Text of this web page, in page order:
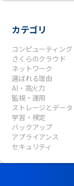
カテゴリ
コンピューティング
さくらのクラウド
ネットワーク
選ばれる理由
AI・高火力
監視・運用
ストレージとデータ
学習・検定
バックアップ
アプライアンス
セキュリティ